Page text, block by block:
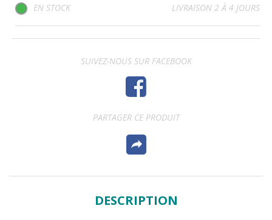
EN STOCK LIVRAISON 2 À 4 JOURS
SUIVEZ-NOUS SUR FACEBOOK
PARTAGER CE PRODUIT
DESCRIPTION